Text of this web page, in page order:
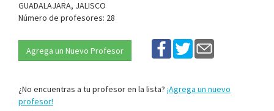
GUADALAJARA, JALISCO
Número de profesores: 28
Agrega un Nuevo Profesor
¿No encuentras a tu profesor en la lista? ¡Agrega un nuevo
profesor!